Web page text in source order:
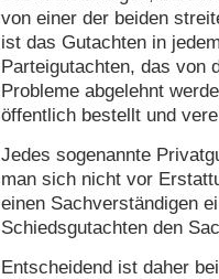
von einer der beiden
ist das Gutachten in
Parteigutachten, das von
Probleme abgelehnt
öffentlich bestellt und
Jedes sogenannte
man sich nicht vor
einen Sachverständigen
Schiedsgutachten den
Entscheidend ist daher